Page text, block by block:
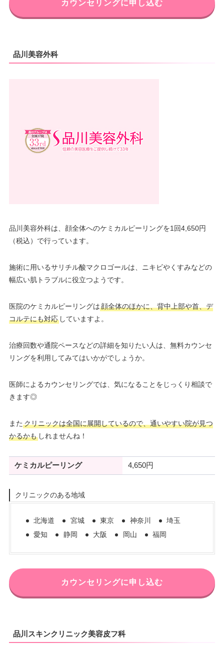
カウンセリングに申し込む
品川美容外科
品川美容外科は、顔全体へのケミカルピーリングを1回4,650円
（税込）で行っています。
施術に用いるサリチル酸マクロゴールは、ニキビやくすみなどの
幅広い肌トラブルに役立つようです。
医院のケミカルピーリングは顔全体のほかに、背中上部や首、デ
コルテにも対応していますよ。
治療回数や通院ペースなどの詳細を知りたい人は、無料カウンセ
リングを利用してみてはいかがでしょうか。
医師によるカウンセリングでは、気になることをじっくり相談で
きます◎
また クリニックは全国に展開しているので、通いやすい院が見つ
かるかもしれませんね！
ケミカルピーリング 4,650円
クリニックのある地域
北海道 宮城 東京 神奈川
埼玉
愛知
静岡 大阪 岡山 福岡
カウンセリングに申し込む
品川スキンクリニック美容皮フ科